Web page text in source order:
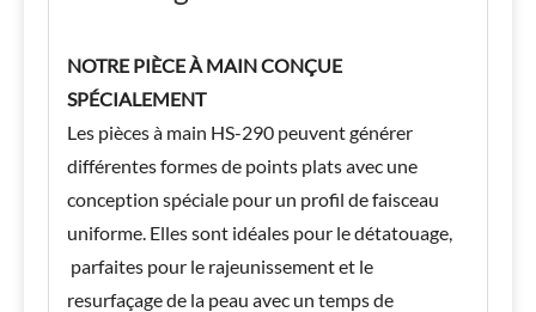
NOTRE PIÈCE À MAIN CONÇUE
SPÉCIALEMENT
Les pièces à main HS-290 peuvent générer
différentes formes de points plats avec une
conception spéciale pour un profil de faisceau
uniforme. Elles sont idéales pour le détatouage,
parfaites pour le rajeunissement et le
resurfaçage de la peau avec un temps de